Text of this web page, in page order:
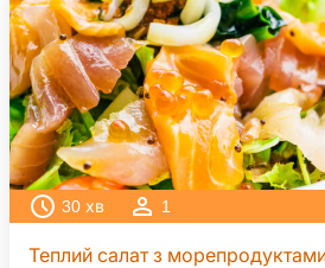
30 хв 1
Теплий салат з